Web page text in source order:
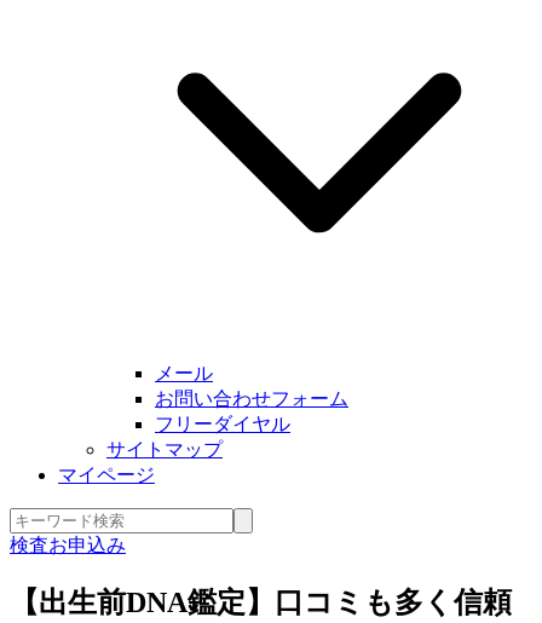
メール
お問い合わせフォーム
フリーダイヤル
サイトマップ
マイページ
検査お申込み
【出生前DNA鑑定】口コミも多く信頼